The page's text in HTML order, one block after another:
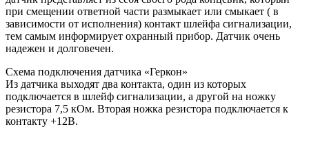
при смещении ответной части размыкает или смыкает ( в
зависимости от исполнения) контакт шлейфа сигнализации,
тем самым информирует охранный прибор. Датчик очень
надежен и долговечен.
Схема подключения датчика «Геркон»
Из датчика выходят два контакта, один из которых
подключается в шлейф сигнализации, а другой на ножку
резистора 7,5 кОм. Вторая ножка резистора подключается к
контакту +12В.